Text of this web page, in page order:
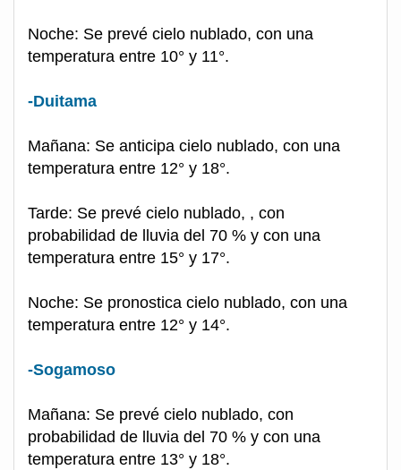
Noche: Se prevé cielo nublado, con una
temperatura entre 10° y 11°.
-Duitama
Mañana: Se anticipa cielo nublado, con una
temperatura entre 12° y 18°.
Tarde: Se prevé cielo nublado, , con
probabilidad de lluvia del 70 % y con una
temperatura entre 15° y 17°.
Noche: Se pronostica cielo nublado, con una
temperatura entre 12° y 14°.
-Sogamoso
Mañana: Se prevé cielo nublado, con
probabilidad de lluvia del 70 % y con una
temperatura entre 13° y 18°.